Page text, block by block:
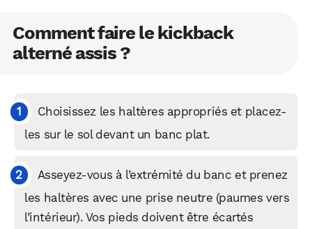
Comment faire le kickback
alterné assis ?
Choisissez les haltères appropriés et placez-
les sur le sol devant un banc plat.
Asseyez-vous à l’extrémité du banc et prenez
les haltères avec une prise neutre (paumes vers
l’intérieur). Vos pieds doivent être écartés